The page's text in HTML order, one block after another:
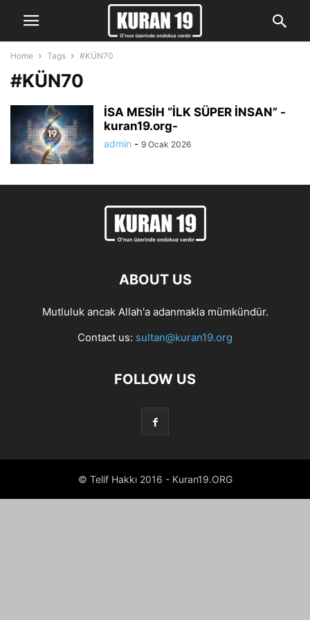
Home Tags #KÜN70
#KÜN70
İSA MESİH “İLK SÜPER İNSAN” -
kuran19.org-
admin - 9 Ocak 2026
ABOUT US
Mutluluk ancak Allah'a adanmakla mümkündür.
Contact us: sultan@kuran19.org
FOLLOW US
© Telif Hakkı 2016 - Kuran19.ORG